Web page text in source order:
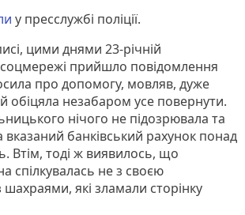
у пресслужбі поліції.
цими днями 23-річній
прийшло повідомлення
про допомогу, мовляв, дуже
обіцяла незабаром усе повернути.
нічого не підозрювала та
вказаний банківський рахунок понад
Втім, тоді ж виявилось, що
спілкувалась не з своєю
які зламали сторінку